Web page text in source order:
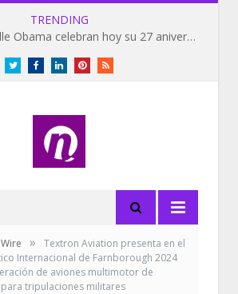
TRENDING
Barack y Michelle Obama celebran hoy su 27 aniversario de bodas
TwitterFacebookLinkedInPinterestRSS
»
Textron Aviation presenta en el
Internacional de Farnborough 2024
de aviones multimotor de
tripulaciones militares